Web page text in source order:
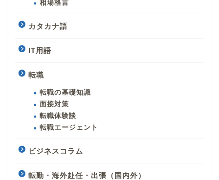
相場格言
カタカナ語
IT用語
転職
転職の基礎知識
面接対策
転職体験談
転職エージェント
ビジネスコラム
転勤・海外赴任・出張（国内外）